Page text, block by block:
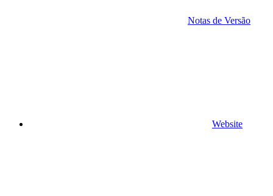
Notas de Versão
Website